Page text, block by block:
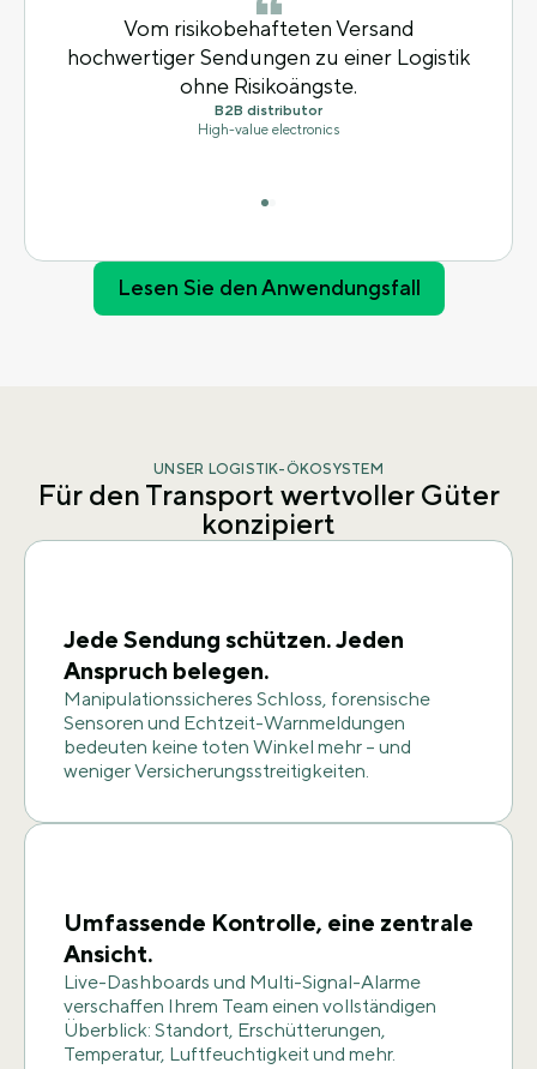
Vom risikobehafteten Versand
hochwertiger Sendungen zu einer Logistik
ohne Risikoängste.
B2B distributor
High-value electronics
Lesen Sie den Anwendungsfall
UNSER LOGISTIK-ÖKOSYSTEM
Für den Transport wertvoller Güter
konzipiert
Jede Sendung schützen. Jeden
Anspruch belegen.
Manipulationssicheres Schloss, forensische
Sensoren und Echtzeit-Warnmeldungen
bedeuten keine toten Winkel mehr – und
weniger Versicherungsstreitigkeiten.
Umfassende Kontrolle, eine zentrale
Ansicht.
Live-Dashboards und Multi-Signal-Alarme
verschaffen Ihrem Team einen vollständigen
Überblick: Standort, Erschütterungen,
Temperatur, Luftfeuchtigkeit und mehr.